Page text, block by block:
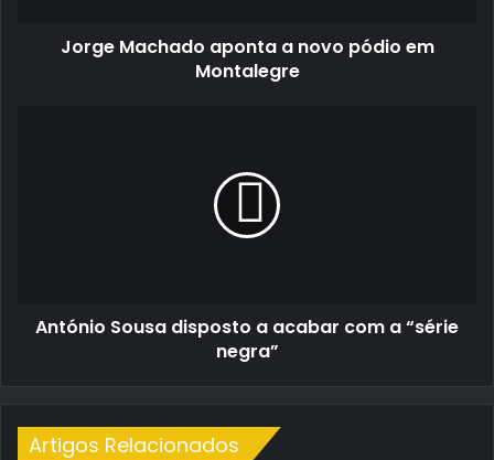
Jorge Machado aponta a novo pódio em
Montalegre
António Sousa disposto a acabar com a “série
negra”
Artigos Relacionados